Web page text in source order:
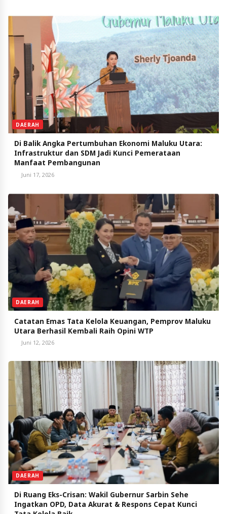
DAERAH
Di Balik Angka Pertumbuhan Ekonomi Maluku Utara:
Infrastruktur dan SDM Jadi Kunci Pemerataan
Manfaat Pembangunan
Juni 17, 2026
DAERAH
Catatan Emas Tata Kelola Keuangan, Pemprov Maluku
Juni 12, 2026
DAERAH
Di Ruang Eks-Crisan: Wakil Gubernur Sarbin Sehe
Ingatkan OPD, Data Akurat & Respons Cepat Kunci